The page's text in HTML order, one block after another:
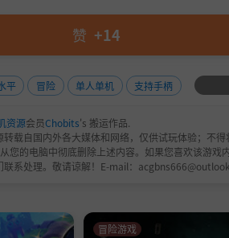
赞 +14
平 冒险 单人单机 支持手柄
资源会员Chobits's 搬运作品.
转载自国内外各大媒体和网络，仅供试玩体验；不
您的电脑中彻底删除上述内容。如果您喜欢该游
联系处理。敬请谅解！E-mail：
冒险游戏